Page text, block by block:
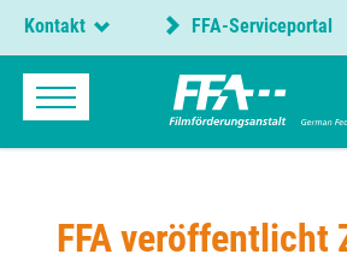
Kontakt FFA-Serviceportal
FFA veröffentlicht